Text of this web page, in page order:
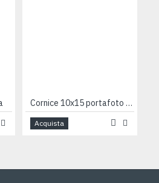
Cornice 10x15 portafoto madreperla
Acquista